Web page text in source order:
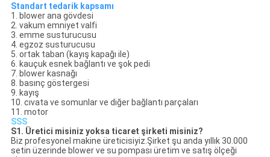
Standart tedarik kapsamı
1. blower ana gövdesi
2. vakum emniyet valfi
3. emme susturucusu
4. egzoz susturucusu
5. ortak taban (kayış kapağı ile)
6. kauçuk esnek bağlantı ve şok pedi
7. blower kasnağı
8. basınç göstergesi
9. kayış
10. cıvata ve somunlar ve diğer bağlantı parçaları
11. motor
SSS
S1. Üretici misiniz yoksa ticaret şirketi misiniz?
Biz profesyonel makine üreticisiyiz.Şirket şu anda yıllık 30.000
setin üzerinde blower ve su pompası üretim ve satış ölçeği